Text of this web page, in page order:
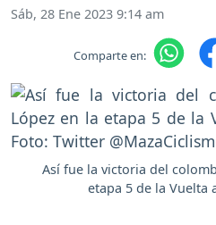
Sáb, 28 Ene 2023 9:14 am
Comparte en:
Así fue la victoria del
etapa 5 de la Vuelta